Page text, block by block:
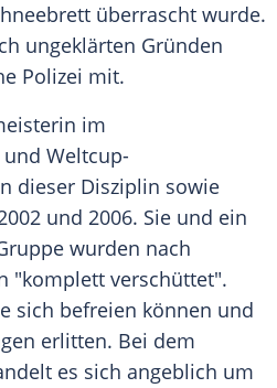
überrascht wurde.
ungeklärten Gründen
Polizei mit.
im
Weltcup-
dieser Disziplin sowie
und 2006. Sie und ein
wurden nach
"komplett verschüttet".
sich befreien können und
erlitten. Bei dem
es sich angeblich um